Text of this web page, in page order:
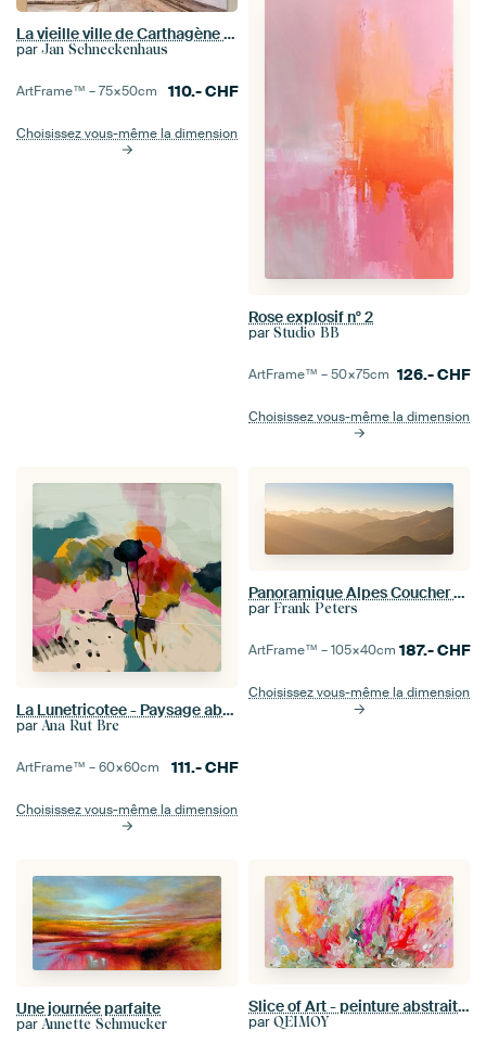
La vieille ville de Carthagène en Colombie
par Jan Schneckenhaus
ArtFrame™ –75×50cm 110.-CHF
Choisissez vous-même la dimension
Rose explosif n° 2
par Studio BB
ArtFrame™ –50×75cm 126.-CHF
Choisissez vous-même la dimension
La Lunetricotee - Paysage abstrait
par Ana Rut Bre
ArtFrame™ –60×60cm 111.-CHF
Choisissez vous-même la dimension
Panoramique Alpes Coucher de Soleil
par Frank Peters
ArtFrame™ –105×40cm 187.-CHF
Choisissez vous-même la dimension
Une journée parfaite
par Annette Schmucker
Slice of Art - peinture abstraite colorée
par QEIMOY